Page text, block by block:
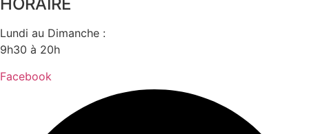
HORAIRE
Lundi au Dimanche :
9h30 à 20h
Facebook